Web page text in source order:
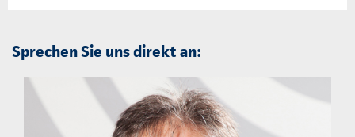
Sprechen Sie uns direkt an: